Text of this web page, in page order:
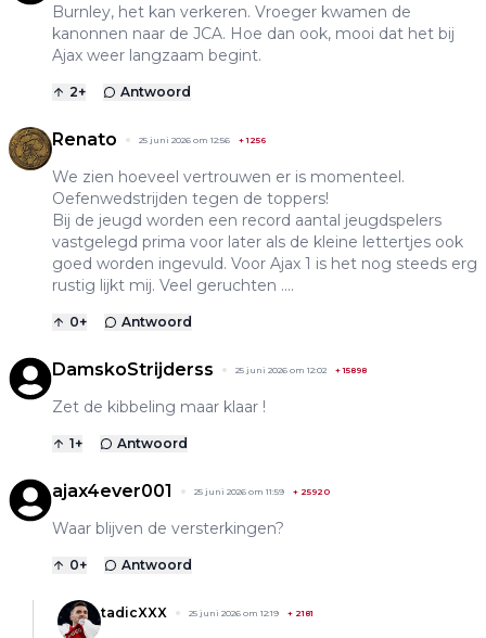
Burnley, het kan verkeren. Vroeger kwamen de
kanonnen naar de JCA. Hoe dan ook, mooi dat het bij
Ajax weer langzaam begint.
2+ Antwoord
Renato 25 juni 2026 om 12:56 +1256
We zien hoeveel vertrouwen er is momenteel.
Oefenwedstrijden tegen de toppers!
Bij de jeugd worden een record aantal jeugdspelers
vastgelegd prima voor later als de kleine lettertjes ook
goed worden ingevuld. Voor Ajax 1 is het nog steeds erg
rustig lijkt mij. Veel geruchten ....
0+ Antwoord
DamskoStrijderss 25 juni 2026 om 12:02 +15898
Zet de kibbeling maar klaar !
1+ Antwoord
ajax4ever001 25 juni 2026 om 11:59 + 25920
Waar blijven de versterkingen?
0+ Antwoord
tadicXXX 25 juni 2026 om 12:19 + 2181